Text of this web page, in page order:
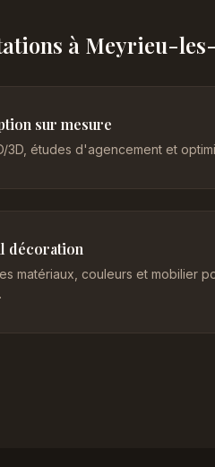
à Meyrieu-
sur mesure
3D, études d'agencement et
décoration
matériaux, couleurs et mobilier